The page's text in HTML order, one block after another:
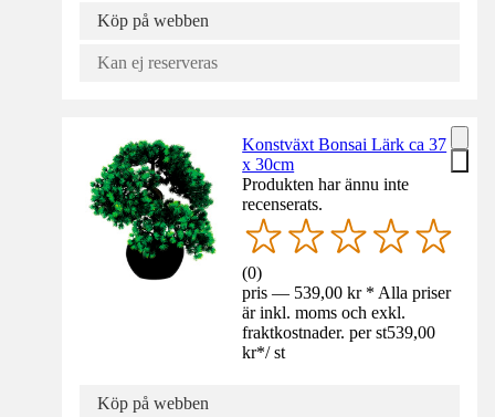
Köp på webben
Kan ej reserveras
Konstväxt Bonsai Lärk ca 37
x 30cm
Produkten har ännu inte
recenserats.
(0)
pris — 539,00 kr * Alla priser
är inkl. moms och exkl.
fraktkostnader. per st539,00
kr*/ st
Köp på webben